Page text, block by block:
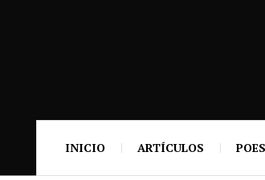
INICIO ARTÍCULOS